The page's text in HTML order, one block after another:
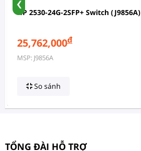
HP 2530-24G-2SFP+ Switch (J9856A)
25,762,000đ
MSP: J9856A
So sánh
TỔNG ĐÀI HỖ TRỢ